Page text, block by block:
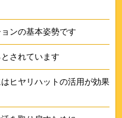
ンの基本姿勢です
されています
ヒヤリハットの活用が効果